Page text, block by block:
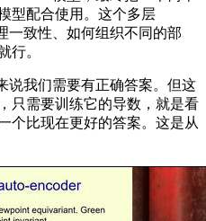
型配合使用。这个多层
一致性、如何组织不同的部
行。
我们需要有正确答案。但这
只需要训练它的导数，就是看
个比现在更好的答案。这是从